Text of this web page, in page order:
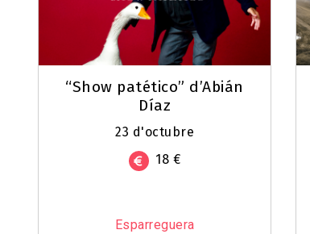
“Show patético” d’Abián
Díaz
23 d'octubre
18 €
Esparreguera